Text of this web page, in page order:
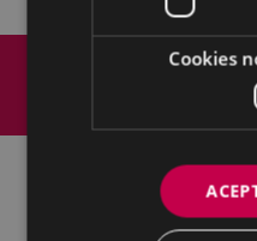
Mapa del Sitio
Política de
Todas las redes
Cookies